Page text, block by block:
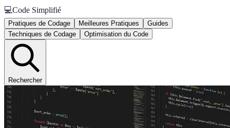
💻Code Simplifié
Pratiques de Codage Meilleures Pratiques
Guides
Techniques de Codage
Optimisation du Code
Rechercher